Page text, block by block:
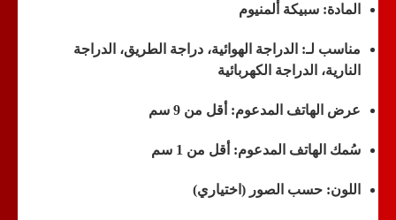
المادة: سبيكة ألمنيوم
مناسب لـ: الدراجة الهوائية، دراجة الطريق، الدراجة
النارية، الدراجة الكهربائية
عرض الهاتف المدعوم: أقل من 9 سم
سُمك الهاتف المدعوم: أقل من 1 سم
اللون: حسب الصور (اختياري)